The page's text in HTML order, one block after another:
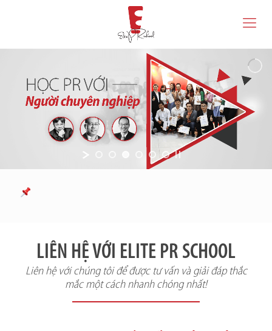
LIÊN HỆ VỚI ELITE PR SCHOOL
Liên hệ với chúng tôi để được tư vấn và giải đáp thắc
mắc một cách nhanh chóng nhất!